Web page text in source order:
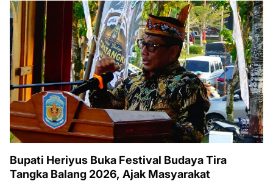
Bupati Heriyus Buka Festival Budaya Tira
Tangka Balang 2026, Ajak Masyarakat